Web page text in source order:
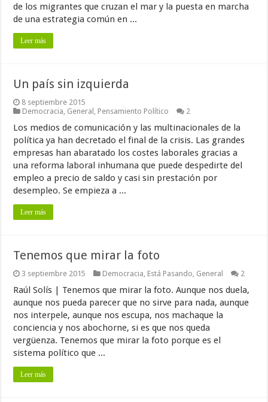
de los migrantes que cruzan el mar y la puesta en marcha
de una estrategia común en ...
Leer más
Un país sin izquierda
8 septiembre 2015
Democracia General Pensamiento Político 2
Los medios de comunicación y las multinacionales de la
política ya han decretado el final de la crisis. Las grandes
empresas han abaratado los costes laborales gracias a
una reforma laboral inhumana que puede despedirte del
empleo a precio de saldo y casi sin prestación por
desempleo. Se empieza a ...
Leer más
Tenemos que mirar la foto
3 septiembre 2015 Democracia Está Pasando General 2
Raúl Solís | Tenemos que mirar la foto. Aunque nos duela,
aunque nos pueda parecer que no sirve para nada, aunque
nos interpele, aunque nos escupa, nos machaque la
conciencia y nos abochorne, si es que nos queda
vergüenza. Tenemos que mirar la foto porque es el
sistema político que ...
Leer más